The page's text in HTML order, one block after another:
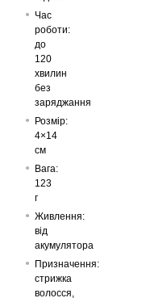
Час
роботи:
до
120
хвилин
без
заряджання
Розмір:
4×14
см
Вага:
123
г
Живлення:
від
акумулятора
Призначення:
стрижка
волосся,